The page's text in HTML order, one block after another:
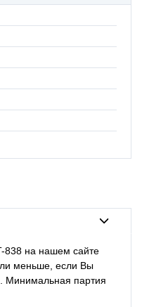
838 на нашем сайте
меньше, если Вы
Минимальная партия